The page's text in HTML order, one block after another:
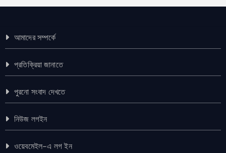
আমাদের সম্পর্কে
প্রতিক্রিয়া জানাতে
পুরনো সংবাদ দেখতে
নিউজ লগইন
ওয়েবমেইল-এ লগ ইন